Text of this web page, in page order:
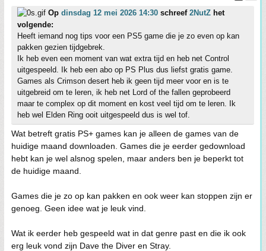
Op dinsdag 12 mei 2026 14:30 schreef 2NutZ het
volgende:
Heeft iemand nog tips voor een PS5 game die je zo even op kan
pakken gezien tijdgebrek.
Ik heb even een moment van wat extra tijd en heb net Control
uitgespeeld. Ik heb een abo op PS Plus dus liefst gratis game.
Games als Crimson desert heb ik geen tijd meer voor en is te
uitgebreid om te leren, ik heb net Lord of the fallen geprobeerd
maar te complex op dit moment en kost veel tijd om te leren. Ik
heb wel Elden Ring ooit uitgespeeld dus is wel tof.
Wat betreft gratis PS+ games kan je alleen de games van de
huidige maand downloaden. Games die je eerder gedownload
hebt kan je wel alsnog spelen, maar anders ben je beperkt tot
de huidige maand.
Games die je zo op kan pakken en ook weer kan stoppen zijn er
genoeg. Geen idee wat je leuk vind.
Wat ik eerder heb gespeeld wat in dat genre past en die ik ook
erg leuk vond zijn Dave the Diver en Stray.